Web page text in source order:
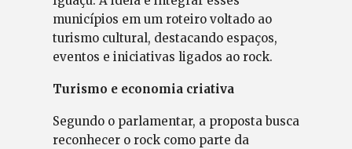
municípios em um roteiro voltado ao
turismo cultural, destacando espaços,
eventos e iniciativas ligados ao rock.
Turismo e economia criativa
Segundo o parlamentar, a proposta busca
reconhecer o rock como parte da